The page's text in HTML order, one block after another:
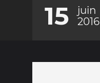
15
juin
2016